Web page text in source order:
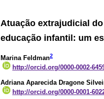
Atuação extrajudicial
educação infantil: um
Marina Feldman2
http://orcid.org/0000-0002-
Adriana Aparecida Dragone
http://orcid.org/0000-0001-